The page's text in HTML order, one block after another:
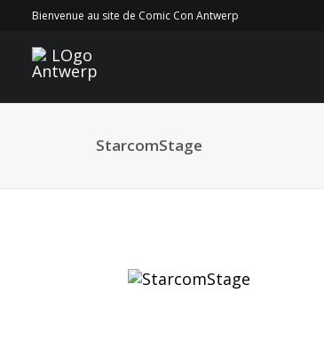
Bienvenue au site de Comic Con Antwerp
StarcomStage